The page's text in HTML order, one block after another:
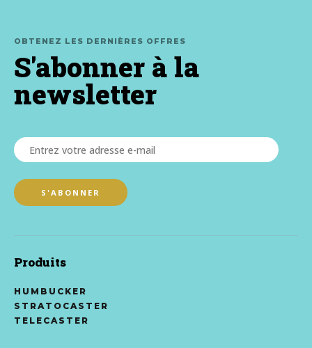
OBTENEZ LES DERNIÈRES OFFRES
S'abonner à la
newsletter
Produits
HUMBUCKER
STRATOCASTER
TELECASTER